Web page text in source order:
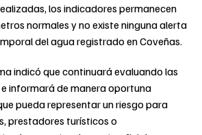
los indicadores permanecen
normales y no existe ninguna alerta
del agua registrado en Coveñas.
indicó que continuará evaluando las
informará de manera oportuna
pueda representar un riesgo para
prestadores turísticos o